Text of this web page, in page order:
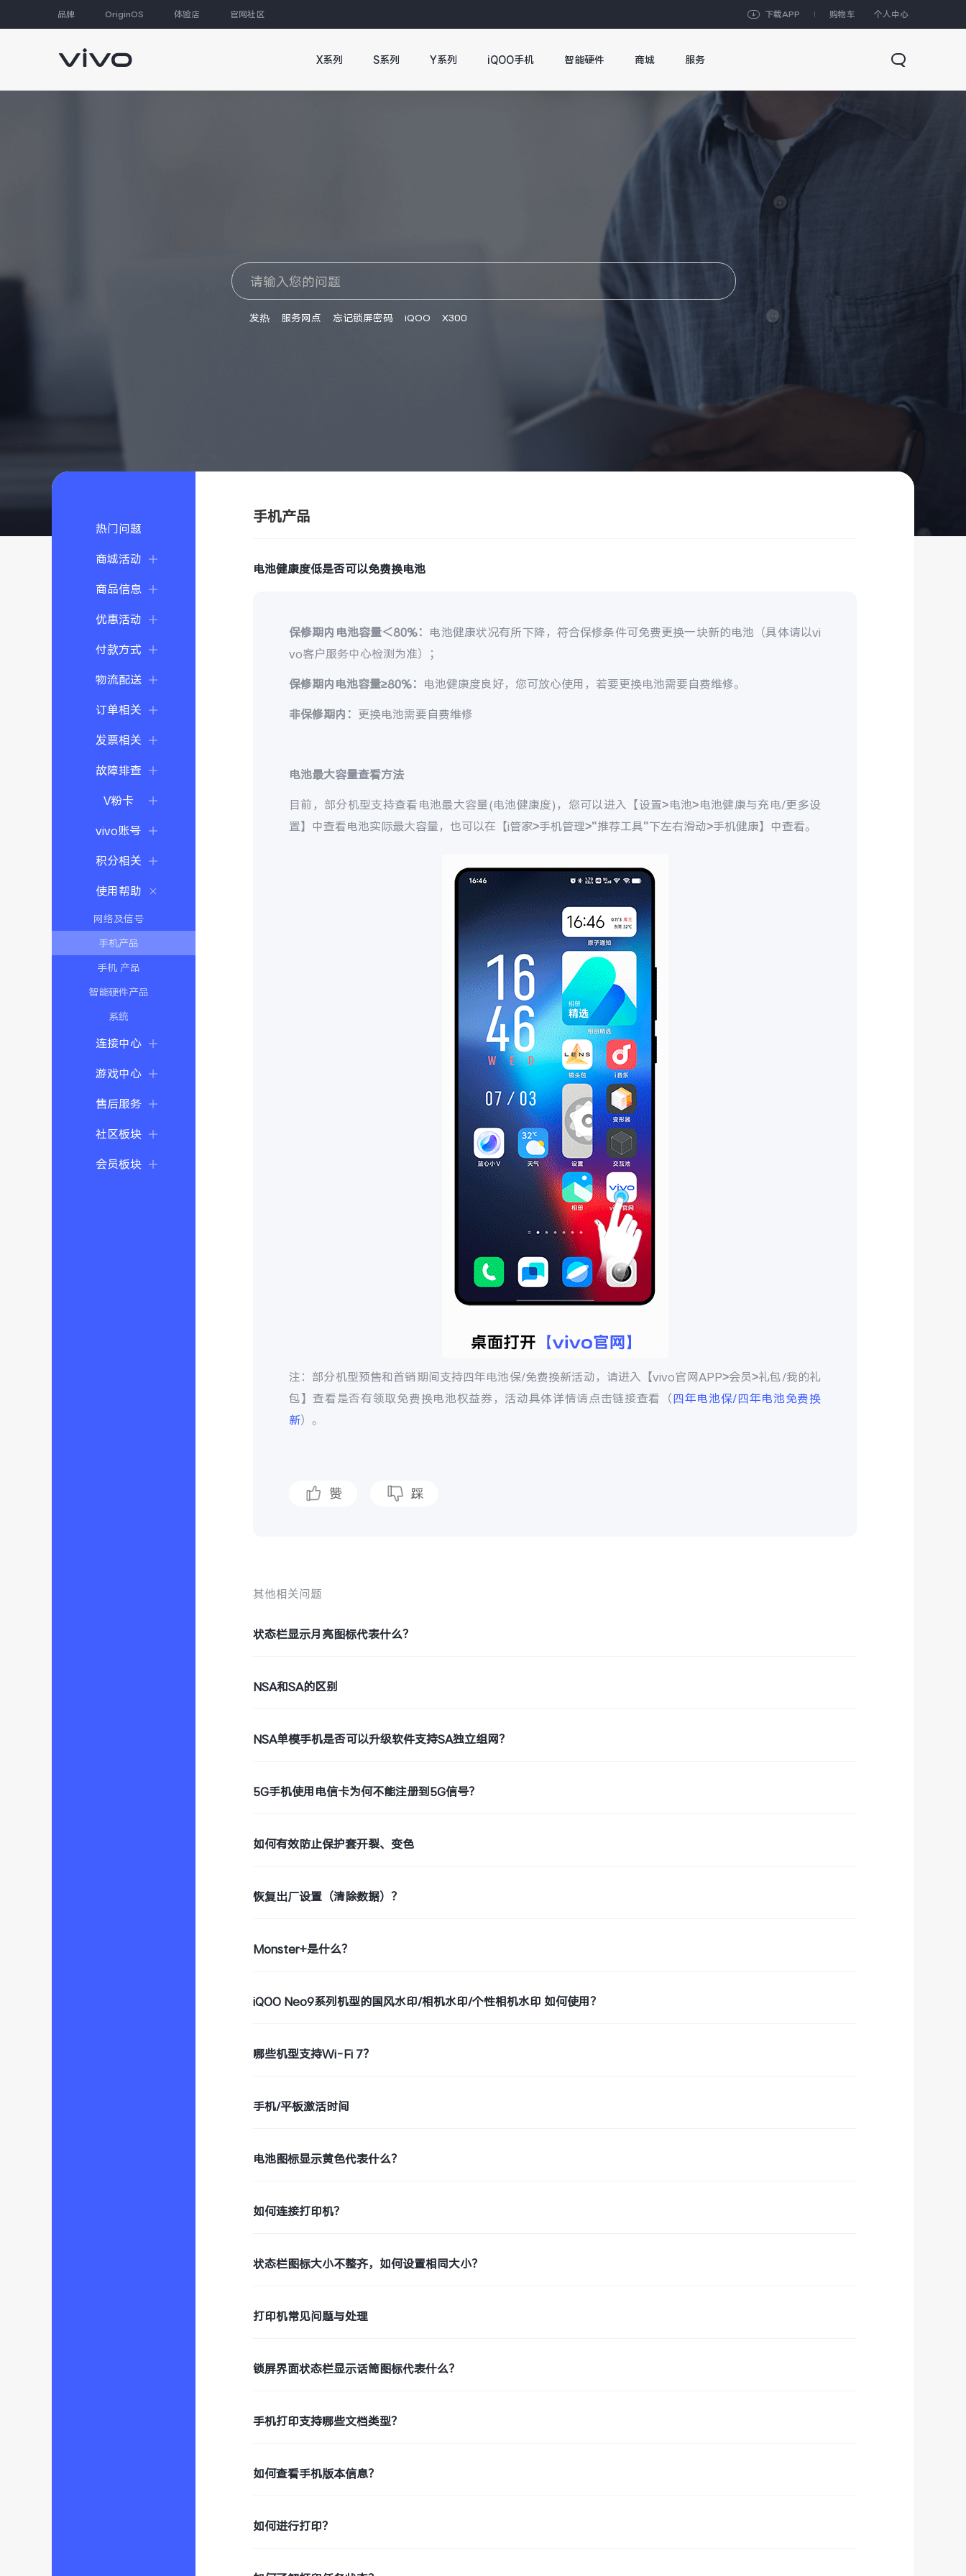
品牌 OriginOS 体验店 官网社区 下载APP 购物车 个人中心
X系列 S系列 Y系列 iQOO手机 智能硬件 商城 服务
发热 服务网点 忘记锁屏密码 iQOO X300
热门问题
商城活动
商品信息
优惠活动
付款方式
物流配送
订单相关
发票相关
故障排查
V粉卡
vivo账号
积分相关
使用帮助
网络及信号
手机产品
手机 产品
智能硬件产品
系统
连接中心
游戏中心
售后服务
社区板块
会员板块
手机产品
电池健康度低是否可以免费换电池
保修期内电池容量＜80%： 电池健康状况有所下降，符合保修条件可免费更换一块新的电池（具体请以vi
vo客户服务中心检测为准）；
保修期内电池容量≥80%： 电池健康度良好，您可放心使用，若要更换电池需要自费维修。
非保修期内： 更换电池需要自费维修
电池最大容量查看方法
目前，部分机型支持查看电池最大容量(电池健康度)，您可以进入【设置>电池>电池健康与充电/更多设
置】中查看电池实际最大容量，也可以在【i管家>手机管理>"推荐工具"下左右滑动>手机健康】中查看。
注：部分机型预售和首销期间支持四年电池保/免费换新活动，请进入【vivo官网APP>会员>礼包/我的礼
包】查看是否有领取免费换电池权益券，活动具体详情请点击链接查看（四年电池保/四年电池免费换
新）。
赞 踩
其他相关问题
状态栏显示月亮图标代表什么？
NSA和SA的区别
NSA单模手机是否可以升级软件支持SA独立组网？
5G手机使用电信卡为何不能注册到5G信号？
如何有效防止保护套开裂、变色
恢复出厂设置（清除数据）？
Monster+是什么？
iQOO Neo9系列机型的国风水印/相机水印/个性相机水印 如何使用？
哪些机型支持Wi-Fi 7？
手机/平板激活时间
电池图标显示黄色代表什么？
如何连接打印机？
状态栏图标大小不整齐，如何设置相同大小？
打印机常见问题与处理
锁屏界面状态栏显示话筒图标代表什么？
手机打印支持哪些文档类型？
如何查看手机版本信息？
如何进行打印？